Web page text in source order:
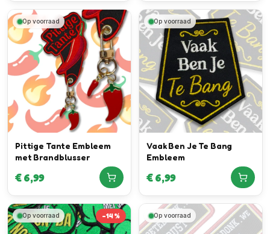
Op voorraad
Pittige Tante Embleem
met Brandblusser
€6,99
Op voorraad
Vaak Ben Je Te Bang
Embleem
€6,99
Op voorraad -14% Op voorraad